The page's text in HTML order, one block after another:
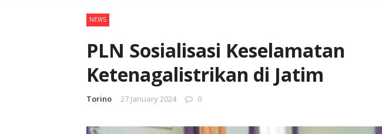
NEWS
PLN Sosialisasi Keselamatan
Ketenagalistrikan di Jatim
Torino 27 January 2024 0